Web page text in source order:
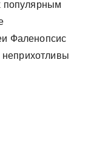
популярным
Фаленопсис
неприхотливы